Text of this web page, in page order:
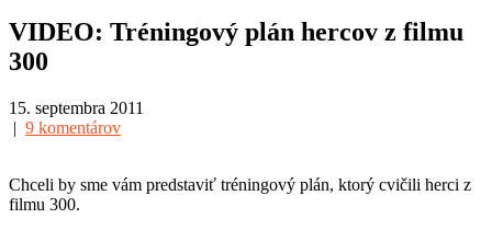
VIDEO: Tréningový plán hercov z filmu
300
15. septembra 2011
| 9 komentárov
Chceli by sme vám predstaviť tréningový plán, ktorý cvičili herci z
filmu 300.